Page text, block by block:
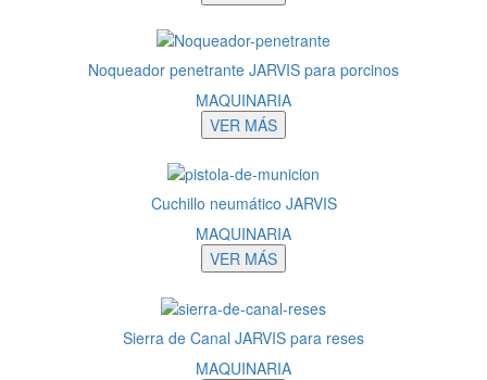
Noqueador penetrante JARVIS para porcinos
MAQUINARIA
VER MÁS
Cuchillo neumático JARVIS
MAQUINARIA
VER MÁS
Sierra de Canal JARVIS para reses
MAQUINARIA